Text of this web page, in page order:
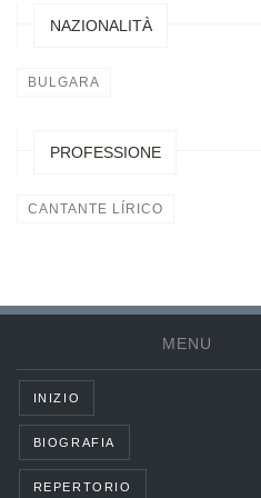
NAZIONALITÀ
BULGARA
PROFESSIONE
CANTANTE LÍRICO
MENU
INIZIO
BIOGRAFIA
REPERTORIO